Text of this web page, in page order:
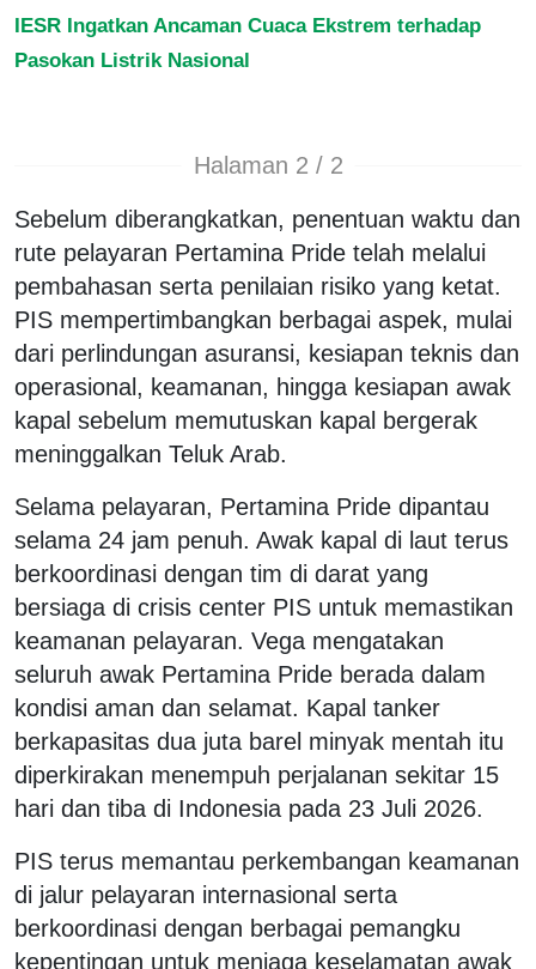
IESR Ingatkan Ancaman Cuaca Ekstrem terhadap
Pasokan Listrik Nasional
Halaman 2 / 2
Sebelum diberangkatkan, penentuan waktu dan
rute pelayaran Pertamina Pride telah melalui
pembahasan serta penilaian risiko yang ketat.
PIS mempertimbangkan berbagai aspek, mulai
dari perlindungan asuransi, kesiapan teknis dan
operasional, keamanan, hingga kesiapan awak
kapal sebelum memutuskan kapal bergerak
meninggalkan Teluk Arab.
Selama pelayaran, Pertamina Pride dipantau
selama 24 jam penuh. Awak kapal di laut terus
berkoordinasi dengan tim di darat yang
bersiaga di crisis center PIS untuk memastikan
keamanan pelayaran. Vega mengatakan
seluruh awak Pertamina Pride berada dalam
kondisi aman dan selamat. Kapal tanker
berkapasitas dua juta barel minyak mentah itu
diperkirakan menempuh perjalanan sekitar 15
hari dan tiba di Indonesia pada 23 Juli 2026.
PIS terus memantau perkembangan keamanan
di jalur pelayaran internasional serta
berkoordinasi dengan berbagai pemangku
kepentingan untuk menjaga keselamatan awak